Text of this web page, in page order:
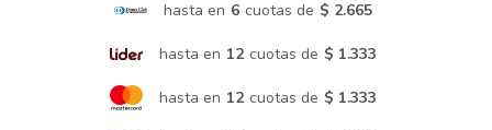
hasta en 6 cuotas de $ 2.665
hasta en 12 cuotas de $ 1.333
hasta en 12 cuotas de $ 1.333
Muebles de exterior
Lavado y secado